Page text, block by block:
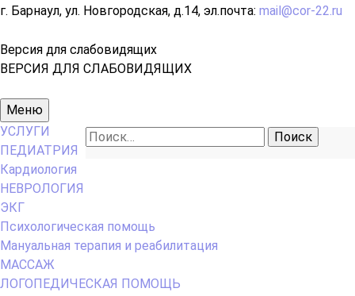
г. Барнаул, ул. Новгородская, д.14, эл.почта: mail@cor-22.ru
Версия для слабовидящих
ВЕРСИЯ ДЛЯ СЛАБОВИДЯЩИХ
Основное
меню
Меню
Найти:
УСЛУГИ
ПЕДИАТРИЯ
Кардиология
НЕВРОЛОГИЯ
ЭКГ
Психологическая помощь
Мануальная терапия и реабилитация
МАССАЖ
ЛОГОПЕДИЧЕСКАЯ ПОМОЩЬ